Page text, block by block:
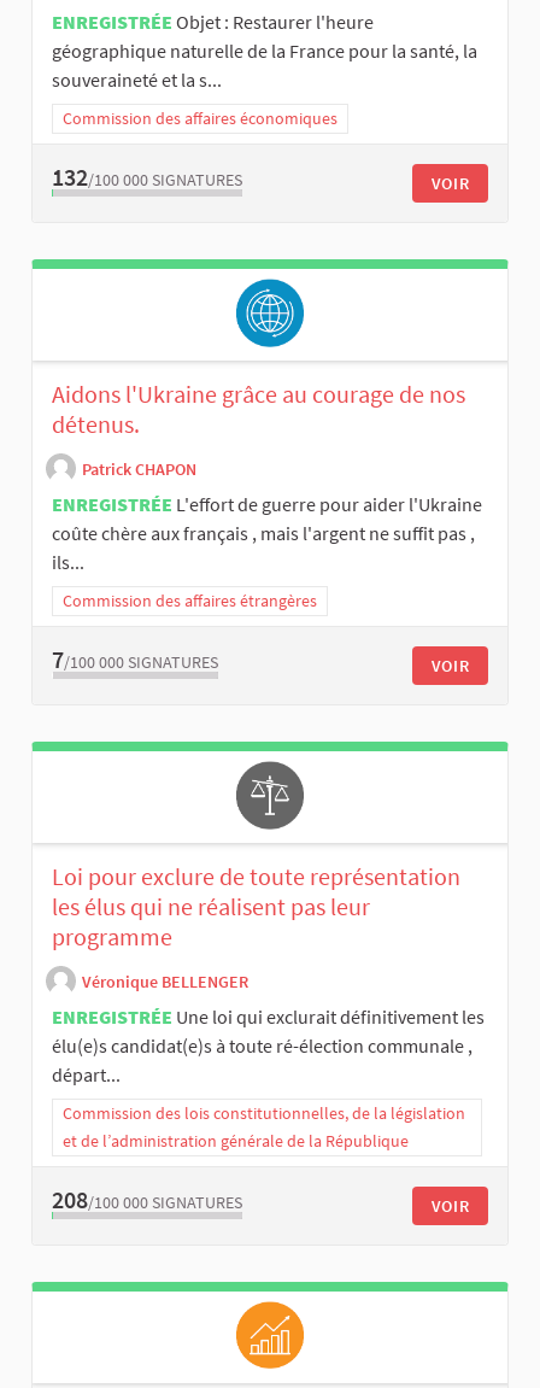
ENREGISTRÉE Objet : Restaurer l'heure
géographique naturelle de la France pour la santé, la
souveraineté et la s...
Commission des affaires économiques
132/100 000 SIGNATURES VOIR
Aidons l'Ukraine grâce au courage de nos
détenus.
Patrick CHAPON
ENREGISTRÉE L'effort de guerre pour aider l'Ukraine
coûte chère aux français , mais l'argent ne suffit pas ,
ils...
Commission des affaires étrangères
7/100 000 SIGNATURES VOIR
Loi pour exclure de toute représentation
les élus qui ne réalisent pas leur
programme
Véronique BELLENGER
ENREGISTRÉE Une loi qui exclurait définitivement les
élu(e)s candidat(e)s à toute ré-élection communale ,
départ...
Commission des lois constitutionnelles, de la législation
et de l’administration générale de la République
208/100 000 SIGNATURES VOIR